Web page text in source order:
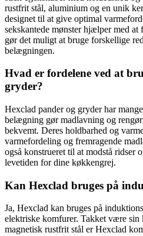
rustfrit stål, aluminium og en unik
designet til at give optimal
sekskantede mønster hjælper med
gør det muligt at bruge forskellige
belægningen.
Hvad er fordelene ved at
gryder?
Hexclad pander og gryder har
belægning gør madlavning og
bekvemt. Deres holdbarhed og
varmefordeling og fremragende
også konstrueret til at modstå
levetiden for dine køkkengrej.
Kan Hexclad bruges på
Ja, Hexclad kan bruges på
elektriske komfurer. Takket være sin
magnetisk rustfrit stål er Hexclad